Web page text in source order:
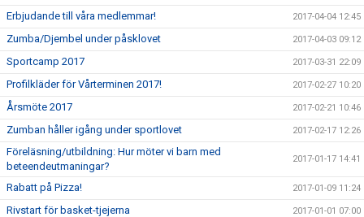
Erbjudande till våra medlemmar! 2017-04-04 12:45
Zumba/Djembel under påsklovet 2017-04-03 09:12
Sportcamp 2017 2017-03-31 22:09
Profilkläder för Vårterminen 2017! 2017-02-27 10:20
Årsmöte 2017 2017-02-21 10:46
Zumban håller igång under sportlovet 2017-02-17 12:26
Föreläsning/utbildning: Hur möter vi barn med
beteendeutmaningar?
2017-01-17 14:41
Rabatt på Pizza! 2017-01-09 11:24
Rivstart för basket-tjejerna 2017-01-01 07:00